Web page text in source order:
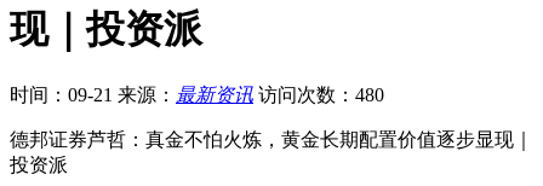
现｜投资派
时间：09-21 来源： 最新资讯 访问次数：480
德邦证券芦哲：真金不怕火炼，黄金长期配置价值逐步显现｜
投资派